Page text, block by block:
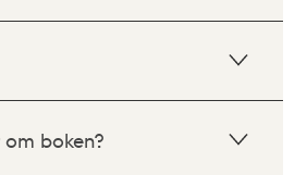
boken?